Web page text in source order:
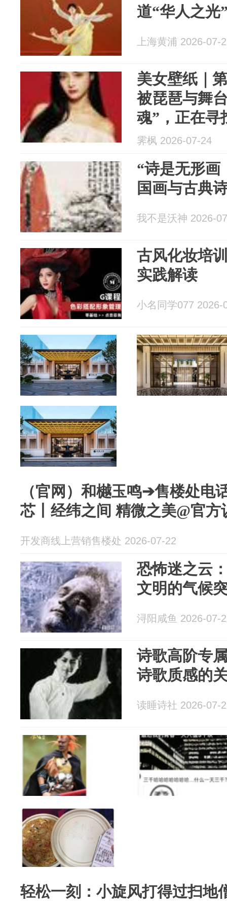
道“华人之光
上海黄浦 2026-07-
美女壁纸｜
被琵琶与舞
魂”，正在寻
霁枫 2026-07-24
“诗是无形画
国画与古典
我不是沃神 2026-
古风化妆培
实践解读
小名同学077 2026-
（官网）和樾玉鸣➔售楼处电
芯丨经纬之间 精微之美@官方
开发商线上营销售楼处 2026-07-22
恐怖迷之云
文明的气候
浔阳咸鱼 2026-07-
诗歌高阶专
诗歌质感的
读睡诗社 2026-07-
轻松一刻：小旋风打得过扫地